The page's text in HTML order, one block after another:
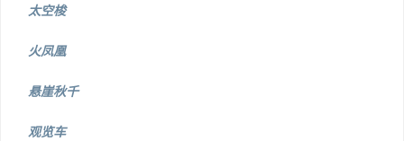
太空梭
火凤凰
悬崖秋千
观览车